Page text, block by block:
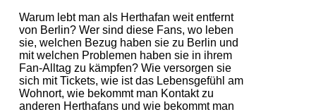
Warum lebt man als Herthafan weit entfernt
von Berlin? Wer sind diese Fans, wo leben
sie, welchen Bezug haben sie zu Berlin und
mit welchen Problemen haben sie in ihrem
Fan-Alltag zu kämpfen? Wie versorgen sie
sich mit Tickets, wie ist das Lebensgefühl am
Wohnort, wie bekommt man Kontakt zu
anderen Herthafans und wie bekommt man